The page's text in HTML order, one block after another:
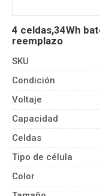
4 celdas,34Wh
reemplazo
SKU
Condición
Voltaje
Capacidad
Celdas
Tipo de célula
Color